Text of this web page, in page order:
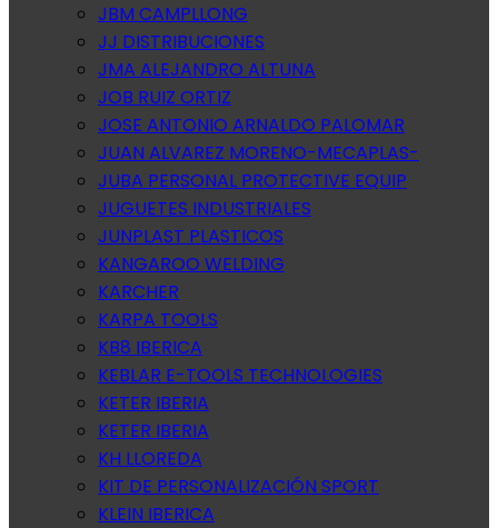
JBM CAMPLLONG
JJ DISTRIBUCIONES
JMA ALEJANDRO ALTUNA
JOB RUIZ ORTIZ
JOSE ANTONIO ARNALDO PALOMAR
JUAN ALVAREZ MORENO-MECAPLAS-
JUBA PERSONAL PROTECTIVE EQUIP
JUGUETES INDUSTRIALES
JUNPLAST PLASTICOS
KANGAROO WELDING
KARCHER
KARPA TOOLS
KB8 IBERICA
KEBLAR E-TOOLS TECHNOLOGIES
KETER IBERIA
KETER IBERIA
KH LLOREDA
KIT DE PERSONALIZACIÓN SPORT
KLEIN IBERICA